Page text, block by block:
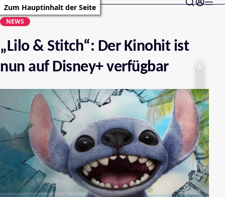
Zum Hauptinhalt der Seite
NEWS
„Lilo & Stitch“: Der Kinohit ist
nun auf Disney+ verfügbar